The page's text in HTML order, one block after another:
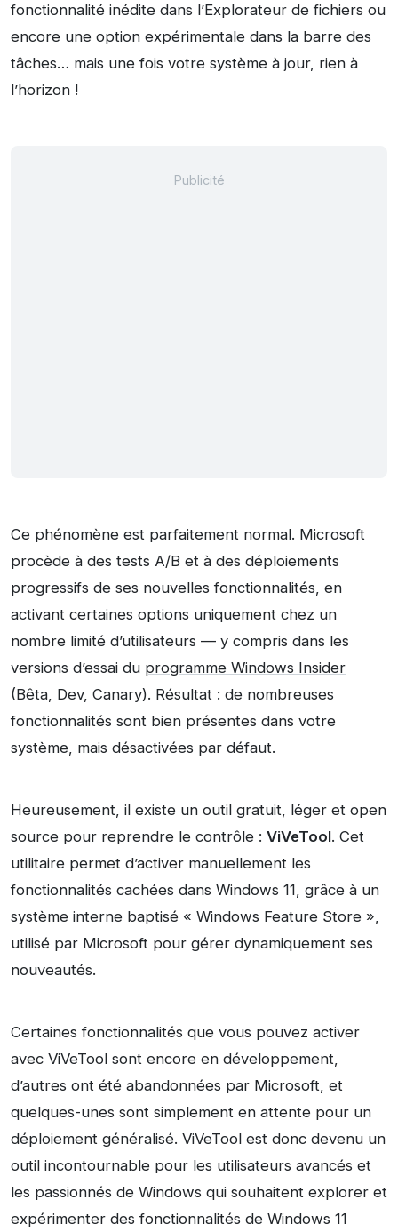
fonctionnalité inédite dans l’Explorateur de fichiers ou
encore une option expérimentale dans la barre des
tâches… mais une fois votre système à jour, rien à
l’horizon !
Ce phénomène est parfaitement normal. Microsoft
procède à des tests A/B et à des déploiements
progressifs de ses nouvelles fonctionnalités, en
activant certaines options uniquement chez un
nombre limité d’utilisateurs — y compris dans les
versions d’essai du programme Windows Insider
(Bêta, Dev, Canary). Résultat : de nombreuses
fonctionnalités sont bien présentes dans votre
système, mais désactivées par défaut.
Heureusement, il existe un outil gratuit, léger et open
source pour reprendre le contrôle : ViVeTool. Cet
utilitaire permet d’activer manuellement les
fonctionnalités cachées dans Windows 11, grâce à un
système interne baptisé « Windows Feature Store »,
utilisé par Microsoft pour gérer dynamiquement ses
nouveautés.
Certaines fonctionnalités que vous pouvez activer
avec ViVeTool sont encore en développement,
d’autres ont été abandonnées par Microsoft, et
quelques-unes sont simplement en attente pour un
déploiement généralisé. ViVeTool est donc devenu un
outil incontournable pour les utilisateurs avancés et
les passionnés de Windows qui souhaitent explorer et
expérimenter des fonctionnalités de Windows 11